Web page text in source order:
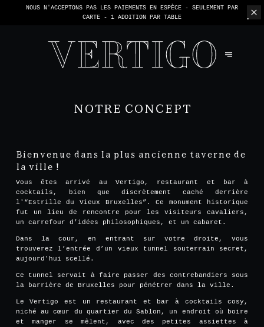
NOUS N'ACCEPTONS PAS LES PAIEMENTS EN ESPÈCE - SEULEMENT PAR
CARTE - 1 ADDITION PAR TABLE
NOTRE CONCEPT
Bienvenue dans la plus ancienne taverne de
la ville !
Vous êtes arrivé au Vertigo, restaurant et bar à
cocktails, bien que discrètement caché derrière
l'“Estrille du Vieux Bruxelles”. Ce monument historique
fut un lieu de rencontre pour les visiteurs cavaliers,
un carrefour d’idées philosophiques, et un cabaret.
Dans la cour, en entrant sur votre droite, vous
trouverez l’entrée d’un vieux tunnel souterrain secret,
aujourd'hui scellé.
Ce tunnel servait à faire passer des contrebandiers sous
la barrière de Bruxelles pour pénétrer dans la ville.
Le Vertigo est un restaurant et bar à cocktails cosy,
niché au cœur du quartier du Sablon, un endroit où boire
et manger se mêlent, avec des petites assiettes à